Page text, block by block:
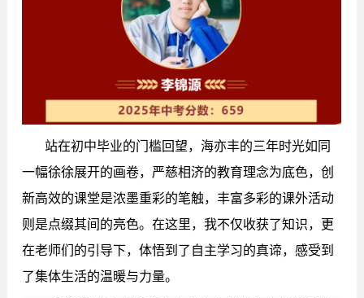
站在初中毕业的门槛回望，海亦丰的三年时光如同
一幅徐徐展开的画卷，严慈相济的教育理念为底色，创
新高效的课堂是浓墨重彩的笔触，丰富多彩的课外活动
则是点缀其间的亮色。在这里，我不仅收获了知识，更
在老师们的引导下，体悟到了自主学习的真谛，感受到
了集体生活的温暖与力量。